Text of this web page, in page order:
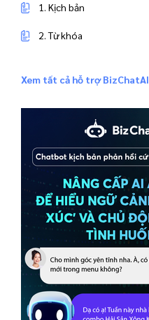
1. Kịch bản
2. Từ khóa
Xem tất cả hỗ trợ BizChatAI